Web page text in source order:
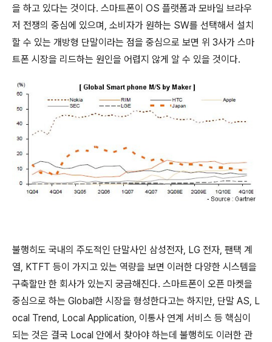
을 하고 있다는 것이다. 스마트폰이 OS 플랫폼과 모바일 브라우
저 전쟁의 중심에 있으며, 소비자가 원하는 SW를 선택해서 설치
할 수 있는 개방형 단말이라는 점을 중심으로 보면 위 3사가 스마
트폰 시장을 리드하는 원인을 어렵지 않게 알 수 있을 것이다.
불행히도 국내의 주도적인 단말사인 삼성전자, LG 전자, 팬택 계
열, KTFT 등이 가지고 있는 역량을 보면 이러한 다양한 시스템을
구축할만 한 회사가 있는지 궁금해진다. 스마트폰이 오픈 마켓을
중심으로 하는 Global한 시장을 형성한다고는 하지만, 단말 AS, L
ocal Trend, Local Application, 이통사 연계 서비스 등 핵심이
되는 것은 결국 Local 안에서 찾아야 하는데 불행히도 이러한 관